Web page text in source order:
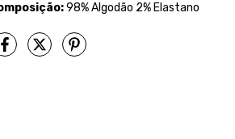
98% Algodão 2% Elastano